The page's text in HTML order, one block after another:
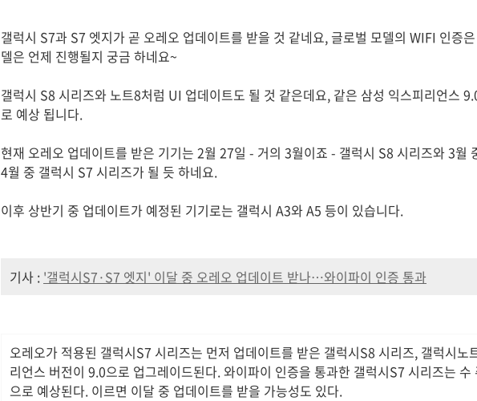
갤럭시 S7과 S7 엣지가 곧 오레오 업데이트를 받을 것 같네요, 글로벌 모델의 WIFI 인증
델은 언제 진행될지 궁금 하네요~
갤럭시 S8 시리즈와 노트8처럼 UI 업데이트도 될 것 같은데요, 같은 삼성 익스피리언스
로 예상 됩니다.
현재 오레오 업데이트를 받은 기기는 2월 27일 - 거의 3월이죠 - 갤럭시 S8 시리즈와 3월
4월 중 갤럭시 S7 시리즈가 될 듯 하네요.
이후 상반기 중 업데이트가 예정된 기기로는 갤럭시 A3와 A5 등이 있습니다.
기사 : '갤럭시S7·S7 엣지' 이달 중 오레오 업데이트 받나…와이파이 인증 통과
오레오가 적용된 갤럭시S7 시리즈는 먼저 업데이트를 받은 갤럭시S8 시리즈, 갤럭시노
리언스 버전이 9.0으로 업그레이드된다. 와이파이 인증을 통과한 갤럭시S7 시리즈는 수
으로 예상된다. 이르면 이달 중 업데이트를 받을 가능성도 있다.